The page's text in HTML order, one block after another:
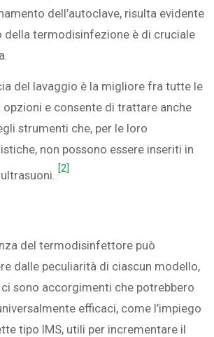
dell’autoclave, risulta evidente
della termodisinfezione è di cruciale
del lavaggio è la migliore fra tutte le
opzioni e consente di trattare anche
strumenti che, per le loro
non possono essere inseriti in
[2]
del termodisinfettore può
dalle peculiarità di ciascun modello,
sono accorgimenti che potrebbero
efficaci, come l’impiego
tipo IMS, utili per incrementare il